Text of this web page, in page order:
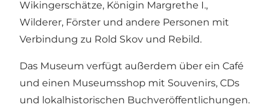
Wikingerschätze, Königin Margrethe I.,
Wilderer, Förster und andere Personen mit
Verbindung zu Rold Skov und Rebild.
Das Museum verfügt außerdem über ein Café
und einen Museumsshop mit Souvenirs, CDs
und lokalhistorischen Buchveröffentlichungen.